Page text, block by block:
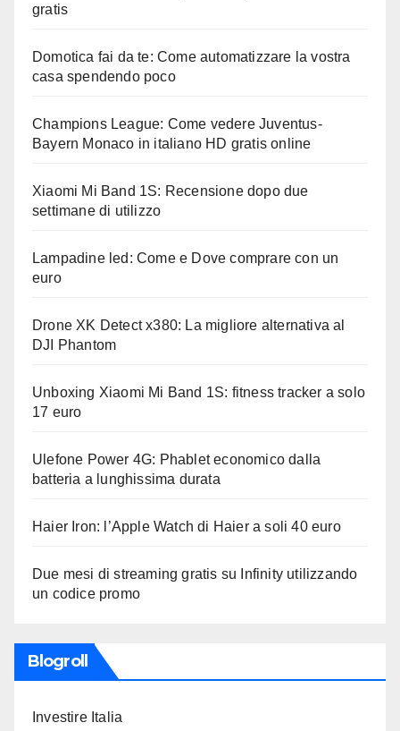
gratis
Domotica fai da te: Come automatizzare la vostra
casa spendendo poco
Champions League: Come vedere Juventus-
Bayern Monaco in italiano HD gratis online
Xiaomi Mi Band 1S: Recensione dopo due
settimane di utilizzo
Lampadine led: Come e Dove comprare con un
euro
Drone XK Detect x380: La migliore alternativa al
DJI Phantom
Unboxing Xiaomi Mi Band 1S: fitness tracker a solo
17 euro
Ulefone Power 4G: Phablet economico dalla
batteria a lunghissima durata
Haier Iron: l’Apple Watch di Haier a soli 40 euro
Due mesi di streaming gratis su Infinity utilizzando
un codice promo
Blogroll
Investire Italia